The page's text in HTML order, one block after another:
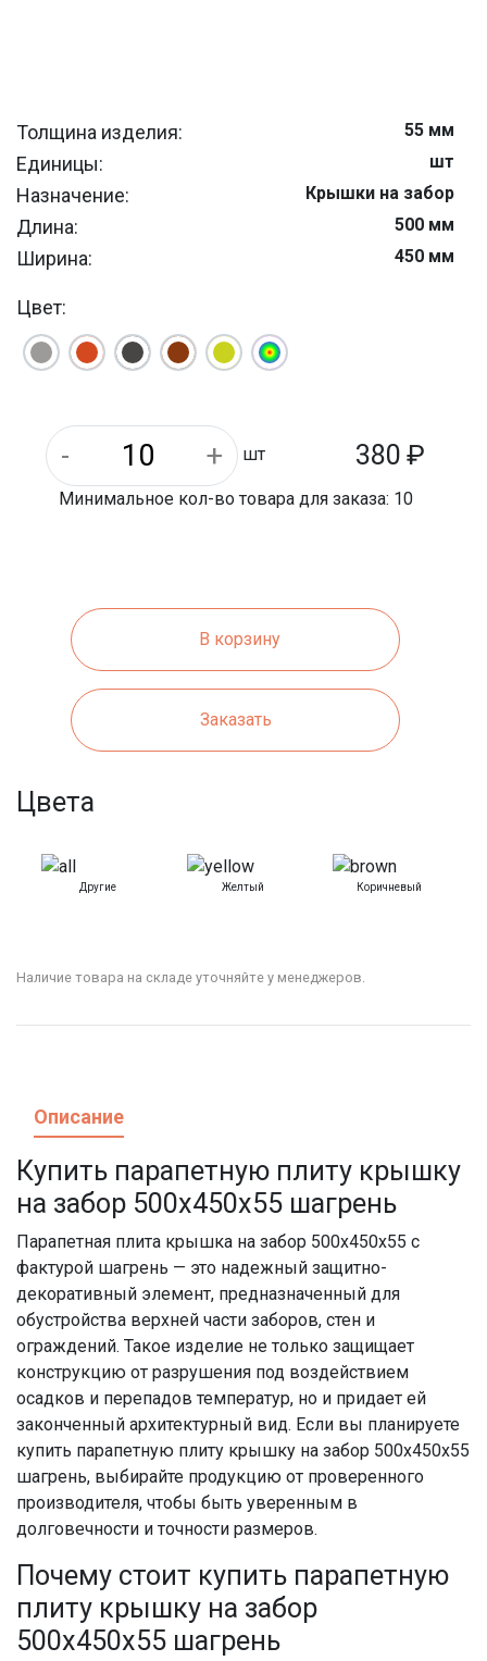
Толщина изделия: 55 мм
Единицы: шт
Назначение: Крышки на забор
Длина: 500 мм
Ширина: 450 мм
Цвет:
шт 380 ₽
Минимальное кол-во товара для заказа: 10
В корзину
Заказать
Цвета
Другие Желтый Коричневый
Наличие товара на складе уточняйте у менеджеров.
Описание
Купить парапетную плиту крышку
на забор 500х450х55 шагрень
Парапетная плита крышка на забор 500х450х55 с
фактурой шагрень — это надежный защитно-
декоративный элемент, предназначенный для
обустройства верхней части заборов, стен и
ограждений. Такое изделие не только защищает
конструкцию от разрушения под воздействием
осадков и перепадов температур, но и придает ей
законченный архитектурный вид. Если вы планируете
купить парапетную плиту крышку на забор 500х450х55
шагрень, выбирайте продукцию от проверенного
производителя, чтобы быть уверенным в
долговечности и точности размеров.
Почему стоит купить парапетную
плиту крышку на забор
500х450х55 шагрень